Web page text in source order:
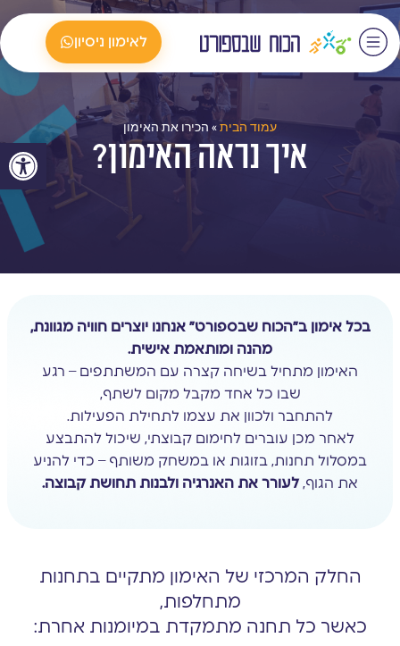
פתח
לאימון ניסיון
עמוד הבית» הכירו את האימון
איך נראה האימון?
בכל אימון ב״הכוח שבספורט״ אנחנו יוצרים חוויה מגוונת,
מהנה ומותאמת אישית.
האימון מתחיל בשיחה קצרה עם המשתתפים – רגע
שבו כל אחד מקבל מקום לשתף,
להתחבר ולכוון את עצמו לתחילת הפעילות.
לאחר מכן עוברים לחימום קבוצתי, שיכול להתבצע
במסלול תחנות, בזוגות או במשחק משותף – כדי להניע
את הגוף, לעורר את האנרגיה ולבנות תחושת קבוצה.
החלק המרכזי של האימון מתקיים בתחנות
מתחלפות,
כאשר כל תחנה מתמקדת במיומנות אחרת: